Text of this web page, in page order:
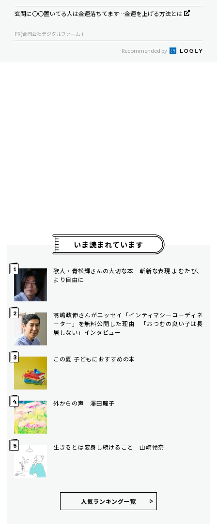
玄関に〇〇置いてる人は金運落ちてます…金運を上げる方法とは
PR(合同会社デジタルファーム )
Recommended by
いま読まれています
歌人・青松輝さんの大切な本 斬新な表現 よむたび、
より自由に
髙嶋政伸さんがエッセイ「インティマシーコーディネ
ーター」を無料公開した理由 「おつむの良い子は長
居しない」インタビュー
この夏 子どもにおすすめの本
外からの声 澤田瞳子
生きるとは変身し続けること 山崎怜奈
人気ランキング⼀覧